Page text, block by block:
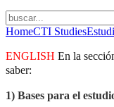
HomeCTI Studies
ENGLISH En la
saber:
1) Bases para el